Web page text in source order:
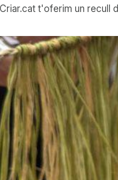
t'oferim un recull